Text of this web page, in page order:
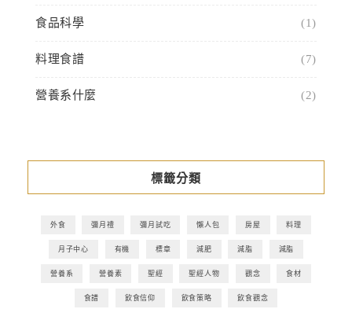
食品科學 (1)
料理食譜 (7)
營養系什麼 (2)
標籤分類
外食 彌月禮 彌月試吃 懶人包 房屋 料理
月子中心 有機 標章 減肥 減脂 減脂
營養系 營養素 聖經 聖經人物 觀念 食材
食譜 飲食信仰 飲食策略 飲食觀念